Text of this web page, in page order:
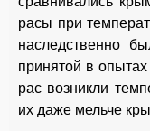
расы при
наследственно
принятой в
рас возникли
их даже мельче